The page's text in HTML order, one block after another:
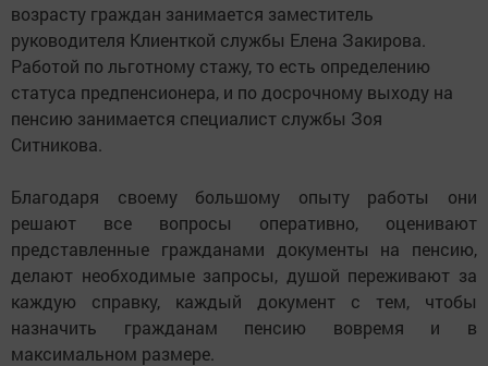
возрасту граждан занимается заместитель
руководителя Клиенткой службы Елена Закирова.
Работой по льготному стажу, то есть определению
статуса предпенсионера, и по досрочному выходу на
пенсию занимается специалист службы Зоя
Ситникова.
Благодаря своему большому опыту работы они
решают все вопросы оперативно, оценивают
представленные гражданами документы на пенсию,
делают необходимые запросы, душой переживают за
каждую справку, каждый документ с тем, чтобы
назначить гражданам пенсию вовремя и в
максимальном размере.